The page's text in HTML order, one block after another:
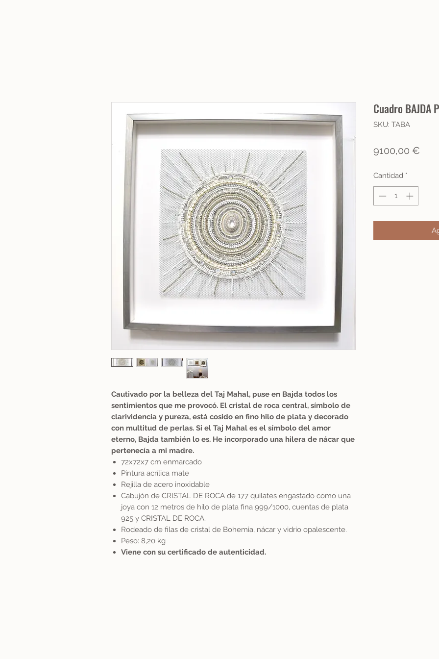
Cautivado por la belleza del Taj Mahal, puse en Bajda todos los
sentimientos que me provocó. El cristal de roca central, símbolo de
clarividencia y pureza, está cosido en fino hilo de plata y decorado
con multitud de perlas. Si el Taj Mahal es el símbolo del amor
eterno, Bajda también lo es. He incorporado una hilera de nácar que
pertenecía a mi madre.
72x72x7 cm enmarcado
Pintura acrílica mate
Rejilla de acero inoxidable
Cabujón de CRISTAL DE ROCA de 177 quilates engastado como una
joya con 12 metros de hilo de plata fina 999/1000, cuentas de plata
925 y CRISTAL DE ROCA.
Rodeado de filas de cristal de Bohemia, nácar y vidrio opalescente.
Peso: 8,20 kg
Viene con su certificado de autenticidad.
Cuadro BAJDA
SKU: TABA
9100,00 €
Cantidad *